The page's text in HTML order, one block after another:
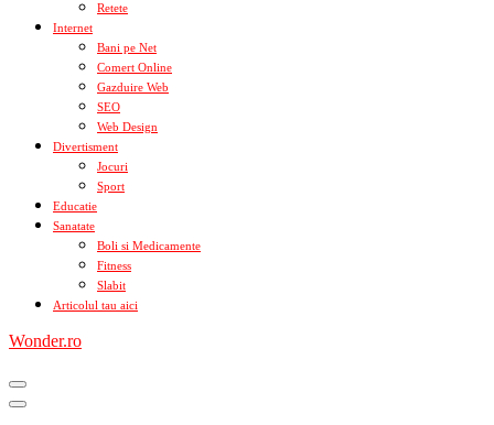
Retete
Internet
Bani pe Net
Comert Online
Gazduire Web
SEO
Web Design
Divertisment
Jocuri
Sport
Educatie
Sanatate
Boli si Medicamente
Fitness
Slabit
Articolul tau aici
Wonder.ro